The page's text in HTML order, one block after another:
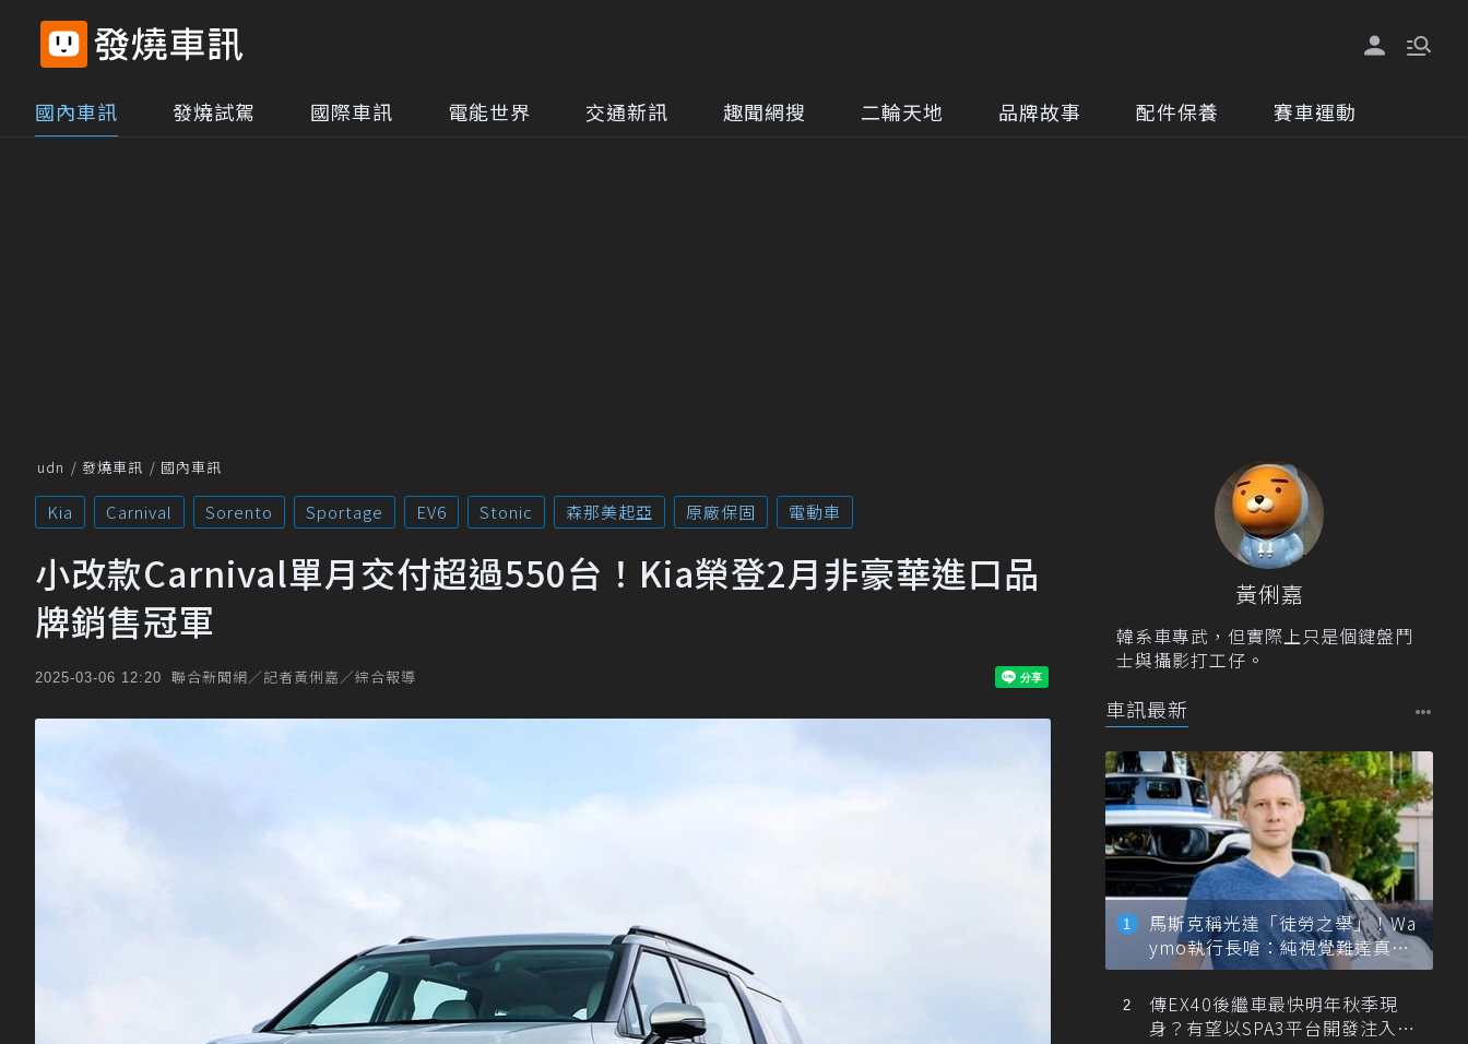
國內車訊 發燒試駕 國際車訊 電能世界 交通新訊 趣聞網搜 二輪天地 品牌故事 配件保養 賽車運動
udn 發燒車訊 國內車訊
Kia Carnival Sorento Sportage EV6 Stonic 森那美起亞 原廠保固 電動車
小改款Carnival單月交付超過550台！Kia榮登2月非豪華進口品
牌銷售冠軍
2025-03-06 12:20 聯合新聞網／記者黃俐嘉／綜合報導
黃俐嘉
韓系車專武，但實際上只是個鍵盤鬥
士與攝影打工仔。
車訊最新
馬斯克稱光達「徒勞之舉」！Wa
ymo執行長嗆：純視覺難達真正
自動駕駛
傳EX40後繼車最快明年秋季現
身？有望以SPA3平台開發注入80